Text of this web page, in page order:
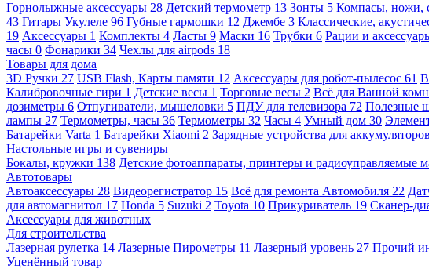
Горнолыжные аксессуары 28 Детский термометр 13 Зонты 5 Компасы, ножи,
43 Гитары Укулеле 96 Губные гармошки 12 Джембе 3 Классические,
19 Аксессуары 1 Комплекты 4 Ласты 9 Маски 16 Трубки 6 Рации и
часы 0 Фонарики 34 Чехлы для airpods 18
Товары для дома
3D Ручки 27 USB Flash, Карты памяти 12 Аксессуары для робот-пылесос 61
Калибровочные гири 1 Детские весы 1 Торговые весы 2 Всё для Ванной
дозиметры 6 Отпугиватели, мышеловки 5 ПДУ для телевизора 72 Полезные
лампы 27 Термометры, часы 36 Термометры 32 Часы 4 Умный дом 30
Батарейки Varta 1 Батарейки Xiaomi 2 Зарядные устройства для аккумуляторов
Настольные игры и сувениры
Бокалы, кружки 138 Детские фотоаппараты, принтеры и радиоуправляемые
Автотовары
Автоаксессуары 28 Видеорегистратор 15 Всё для ремонта Автомобиля 22
для автомагнитол 17 Honda 5 Suzuki 2 Toyota 10 Прикуриватель 19 Сканер-
Аксессуары для животных
Для строительства
Лазерная рулетка 14 Лазерные Пирометры 11 Лазерный уровень 27 Прочий
Уценённый товар